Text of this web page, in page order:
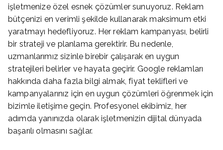
işletmenize özel esnek çözümler sunuyoruz. Reklam
bütçenizi en verimli şekilde kullanarak maksimum etki
yaratmayı hedefliyoruz. Her reklam kampanyası, belirli
bir strateji ve planlama gerektirir. Bu nedenle,
uzmanlarımız sizinle birebir çalışarak en uygun
stratejileri belirler ve hayata geçirir. Google reklamları
hakkında daha fazla bilgi almak, fiyat teklifleri ve
kampanyalarınız için en uygun çözümleri öğrenmek için
bizimle iletişime geçin. Profesyonel ekibimiz, her
adımda yanınızda olarak işletmenizin dijital dünyada
başarılı olmasını sağlar.